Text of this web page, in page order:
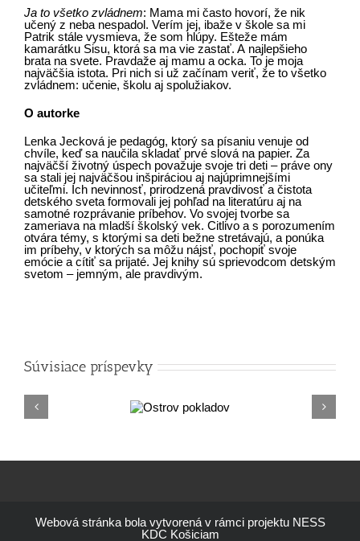
Ja to všetko zvládnem: Mama mi často hovorí, že nik
učený z neba nespadol. Verím jej, ibaže v škole sa mi
Patrik stále vysmieva, že som hlúpy. Ešteže mám
kamarátku Sisu, ktorá sa ma vie zastať. A najlepšieho
brata na svete. Pravdaže aj mamu a ocka. To je moja
najväčšia istota. Pri nich si už začínam veriť, že to všetko
zvládnem: učenie, školu aj spolužiakov.
O autorke
Lenka Jecková je pedagóg, ktorý sa písaniu venuje od
chvíle, keď sa naučila skladať prvé slová na papier. Za
najväčší životný úspech považuje svoje tri deti – práve ony
sa stali jej najväčšou inšpiráciou aj najúprimnejšími
učiteľmi. Ich nevinnosť, prirodzená pravdivosť a čistota
detského sveta formovali jej pohľad na literatúru aj na
samotné rozprávanie príbehov. Vo svojej tvorbe sa
zameriava na mladší školský vek. Citlivo a s porozumením
otvára témy, s ktorými sa deti bežne stretávajú, a ponúka
im príbehy, v ktorých sa môžu nájsť, pochopiť svoje
emócie a cítiť sa prijaté. Jej knihy sú sprievodcom detským
svetom – jemným, ale pravdivým.
Súvisiace príspevky
Webová stránka bola vytvorená v rámci projektu NESS
KDC Košiciam